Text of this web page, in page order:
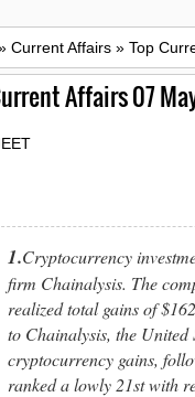
Current Affairs » Top
Affairs 07
1.Cryptocurrency
firm Chainalysis. The
realized total gains of
to Chainalysis, the
cryptocurrency gains,
ranked a lowly 21st with